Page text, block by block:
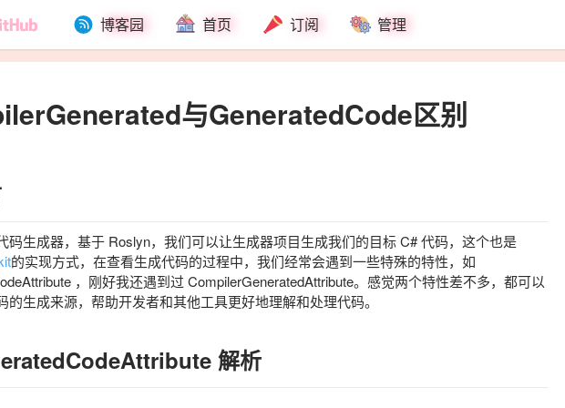
博客园 首页 订阅 管理
与GeneratedCode区别
码生成器，基于 Roslyn，我们可以让生成器项目生成我们的目标 C# 代码，这个也是
的实现方式，在查看生成代码的过程中，我们经常会遇到一些特殊的特性，如
，刚好我还遇到过 CompilerGeneratedAttribute。感觉两个特性差不多，都可以
的生成来源，帮助开发者和其他工具更好地理解和处理代码。
解析